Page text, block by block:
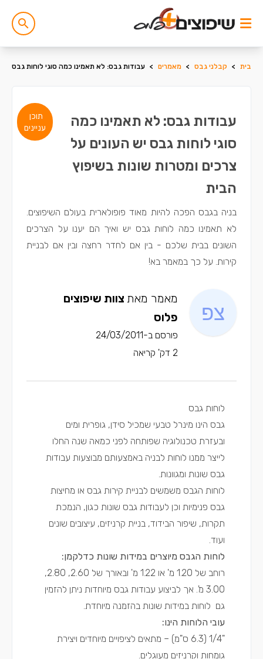
בית > קבלני גבס > מאמרים > עבודות גבס: לא תאמינו כמה סוגי לוחות גבס יש
תוכן
עניינים
עבודות גבס: לא תאמינו כמה
סוגי לוחות גבס יש העונים על
צרכים ומטרות שונות בשיפוץ
הבית
בניה בגבס הפכה להיות מאוד פופולארית בעולם השיפוצים.
לא תאמינו כמה לוחות גבס יש ואיך הם יענו על הצרכים
השונים בבית שלכם - בין אם לחדר רחצה ובין אם לבניית
קירות. על כך במאמר בא!
מאמר מאת צוות שיפוצים
פלוס
פורסם ב-24/03/2011
2 דק' קריאה
לוחות גבס
גבס הינו מינרל טבעי שמכיל סידן, גופרית ומים
ובעזרת טכנולוגיה שפותחה לפני כמאה שנה החלו
לייצר ממנו לוחות לבניה באמצעותם מבוצעות עבודות
גבס שונות ומגוונות.
לוחות הגבס משמשים לבניית קירות גבס או מחיצות
גבס פנימיות וכן לעבודות גבס שונות כגון, הנמכת
תקרות, שיפור הבידוד, בניית קרניזים, עיצובים שונים
ועוד.
לוחות הגבס מיוצרים במידות שונות כדלקמן:
רוחב של 1.20 מ' או 1.22 מ' ובאורך של 2.60, 2.80,
3.00 מ'. אך לביצוע עבודות גבס מיוחדות ניתן להזמין
גם לוחות במידות שונות בהזמנה מיוחדת.
עובי הלוחות הינו:
"1/4 (6.3 ס"מ) – מתאים לציפויים מיוחדים ויצירת
גומחות וקרניזים מעוגלים.